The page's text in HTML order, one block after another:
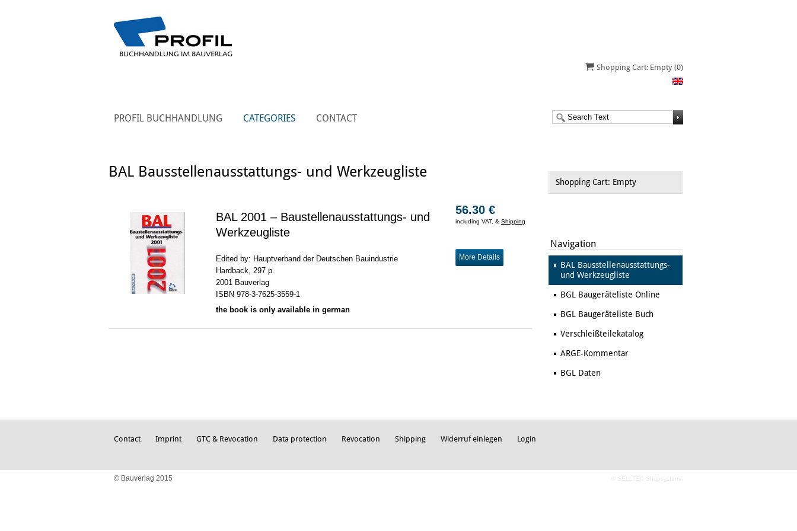
Shopping Cart: Empty (0)
PROFIL BUCHHANDLUNG CATEGORIES CONTACT
BAL Bausstellenausstattungs- und Werkzeugliste
BAL 2001 – Baustellenausstattungs- und
Werkzeugliste
Edited by: Hauptverband der Deutschen Bauindustrie
Hardback, 297 p.
2001 Bauverlag
ISBN 978-3-7625-3559-1
the book is only available in german
56.30 €
including VAT, &Shipping
More Details
Shopping Cart: Empty
Navigation
BAL Bausstellenausstattungs-
und Werkzeugliste
BGL Baugeräteliste Online
BGL Baugeräteliste Buch
Verschleißteilekatalog
ARGE-Kommentar
BGL Daten
Contact Imprint GTC & Revocation Data protection Revocation Shipping Widerruf einlegen Login
© Bauverlag 2015 © SELLTEC Shopsysteme